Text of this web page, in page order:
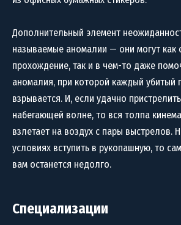
Дополнительный элемент
называемые аномалии — они могут как
прохождение, так и в чем-то даже
аномалия, при которой каждый убитый
взрывается. И, если удачно
набегающей волне, то вся толпа
взлетает на воздух с пары выстрелов.
условиях вступить в рукопашную, то
вам останется недолго.
Специализации